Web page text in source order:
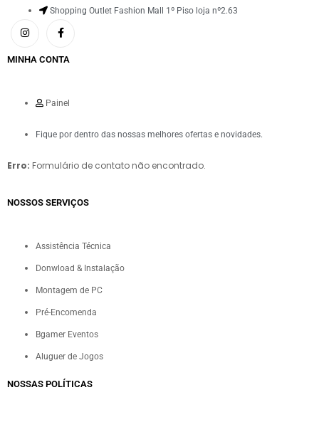
Shopping Outlet Fashion Mall 1º Piso loja nº2.63
MINHA CONTA
Painel
Fique por dentro das nossas melhores ofertas e novidades.
Erro: Formulário de contato não encontrado.
NOSSOS SERVIÇOS​
Assistência Técnica
Donwload & Instalação
Montagem de PC
Pré-Encomenda
Bgamer Eventos
Aluguer de Jogos
NOSSAS POLÍTICAS